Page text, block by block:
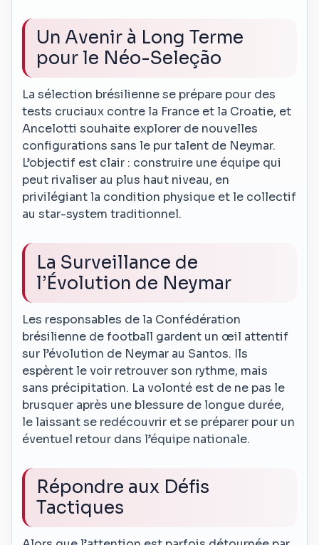
Un Avenir à Long Terme
pour le Néo-Seleção
La sélection brésilienne se prépare pour des
tests cruciaux contre la France et la Croatie, et
Ancelotti souhaite explorer de nouvelles
configurations sans le pur talent de Neymar.
L’objectif est clair : construire une équipe qui
peut rivaliser au plus haut niveau, en
privilégiant la condition physique et le collectif
au star-system traditionnel.
La Surveillance de
l’Évolution de Neymar
Les responsables de la Confédération
brésilienne de football gardent un œil attentif
sur l’évolution de Neymar au Santos. Ils
espèrent le voir retrouver son rythme, mais
sans précipitation. La volonté est de ne pas le
brusquer après une blessure de longue durée,
le laissant se redécouvrir et se préparer pour un
éventuel retour dans l’équipe nationale.
Répondre aux Défis
Tactiques